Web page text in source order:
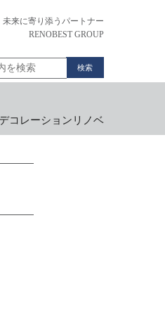
来に寄り添うパートナー
RENOBEST GROUP
コレーションリノベ